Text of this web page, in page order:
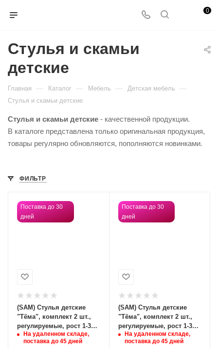
0
Стулья и скамьи
детские
Главная — Каталог — Мебель — Детская мебель —
Стулья и скамьи детские
Стулья и скамьи детские - качественной продукции.
В каталоге представлена только оригинальная продукция,
товары регулярно обновляются, пополняются новинками.
ФИЛЬТР
Поставка до 30
дней
(SAM) Стулья детские
"Тёма", комплект 2 шт.,
регулируемые, рост 1-3
(100-145 см), Жираф,
фанера/металл, желтый,
На удаленном складе,
поставка до 45 дней
Поставка до 30
дней
(SAM) Стулья детские
"Тёма", комплект 2 шт.,
регулируемые, рост 1-3
(100-145 см), Корова,
фанера/металл, слоновая
На удаленном складе,
поставка до 45 дней